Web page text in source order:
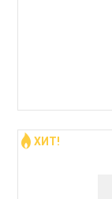
ХИТ!